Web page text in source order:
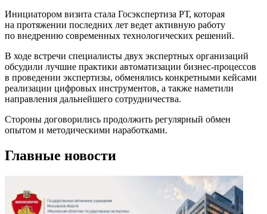
Инициатором визита стала Госэкспертиза РТ, которая
на протяжении последних лет ведет активную работу
по внедрению современных технологических решений.
В ходе встречи специалисты двух экспертных организаций
обсудили лучшие практики автоматизации бизнес-процессов
в проведении экспертизы, обменялись конкретными кейсами
реализации цифровых инструментов, а также наметили
направления дальнейшего сотрудничества.
Стороны договорились продолжить регулярный обмен
опытом и методическими наработками.
Главные новости